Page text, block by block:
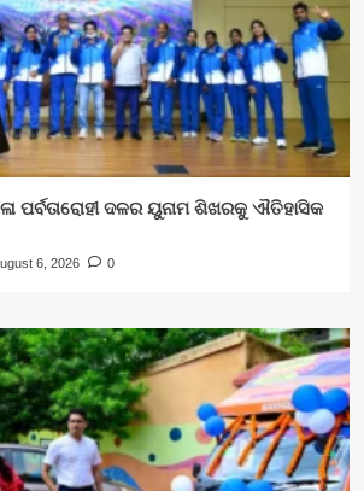
ପର୍ବତାରୋହୀ ଦଳର ୟୁନାମ ଶିଖରକୁ ଐତିହାସିକ
6, 2026 0